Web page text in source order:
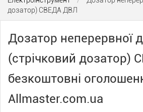
дозатор) СВЕДА ДВЛ
Дозатор неперервної
(стрічковий дозатор)
безкоштовні
Allmaster.com.ua